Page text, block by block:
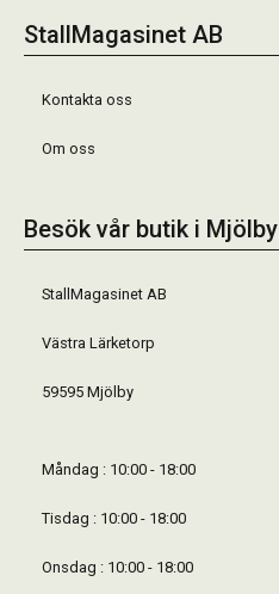
StallMagasinet AB
Kontakta oss
Om oss
Besök vår butik i Mjölby
StallMagasinet AB
Västra Lärketorp
59595 Mjölby
Måndag : 10:00 - 18:00
Tisdag : 10:00 - 18:00
Onsdag : 10:00 - 18:00